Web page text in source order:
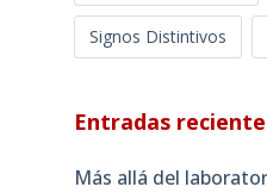
Signos Distintivos
Entradas
Más allá del